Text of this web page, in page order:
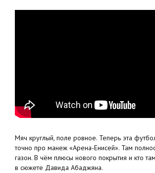
Мяч круглый, поле ровное. Теперь эта
точно про манеж «Арена-Енисей». Там
газон. В чём плюсы нового покрытия и кто
в сюжете Давида Абаджяна.